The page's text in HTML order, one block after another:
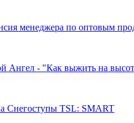
менеджера по оптовым
Ангел - "Как выжить на
Снегоступы TSL: SMART